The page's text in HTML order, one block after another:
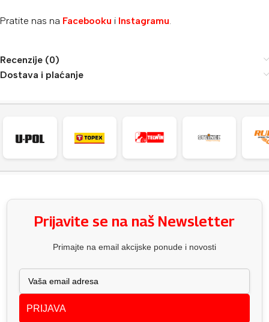
Pratite nas na Facebooku i Instagramu.
Recenzije (0)
Dostava i plaćanje
Prijavite se na naš Newsletter
Primajte na email akcijske ponude i novosti
PRIJAVA